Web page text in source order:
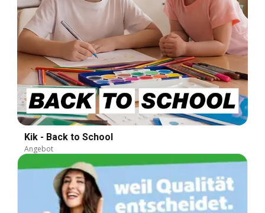
Kik - Back to School
Angebot